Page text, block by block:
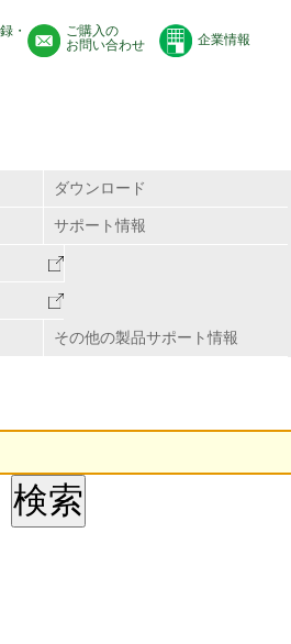
・
ご購入の
お問い合わせ
企業情報
ダウンロード
サポート情報
その他の製品サポート情報